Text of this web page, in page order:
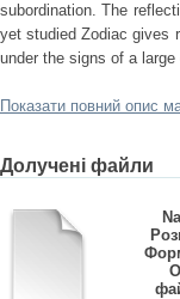
subordination. The
yet studied Zodiac gives
under the signs of a
Показати повний опис
Долучені файли